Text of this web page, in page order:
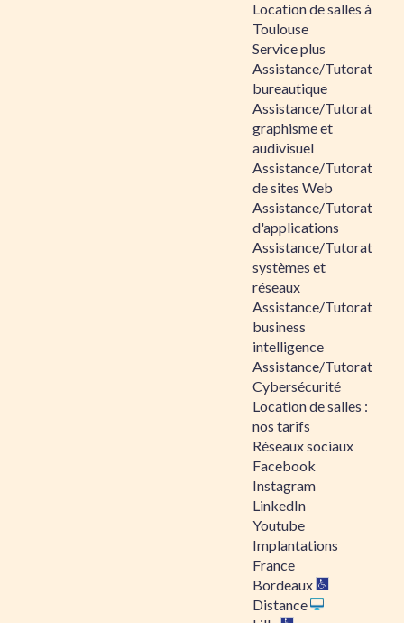
Location de salles à
Toulouse
Service plus
Assistance/Tutorat
bureautique
Assistance/Tutorat
graphisme et
audivisuel
Assistance/Tutorat
de sites Web
Assistance/Tutorat
d'applications
Assistance/Tutorat
systèmes et
réseaux
Assistance/Tutorat
business
intelligence
Assistance/Tutorat
Cybersécurité
Location de salles :
nos tarifs
Réseaux sociaux
Facebook
Instagram
LinkedIn
Youtube
Implantations
France
Bordeaux
Distance